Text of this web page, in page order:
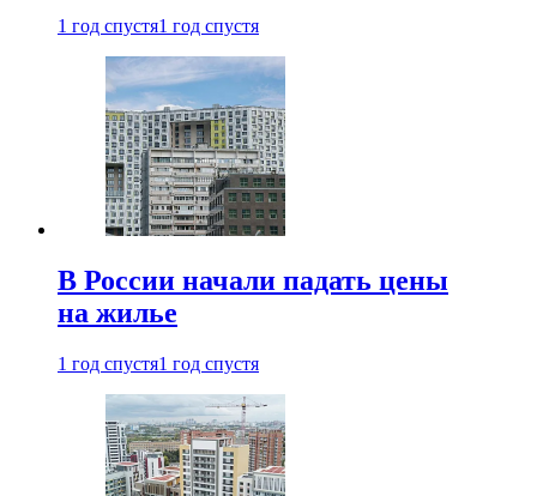
1 год спустя1 год спустя
В России начали падать цены
на жилье
1 год спустя1 год спустя